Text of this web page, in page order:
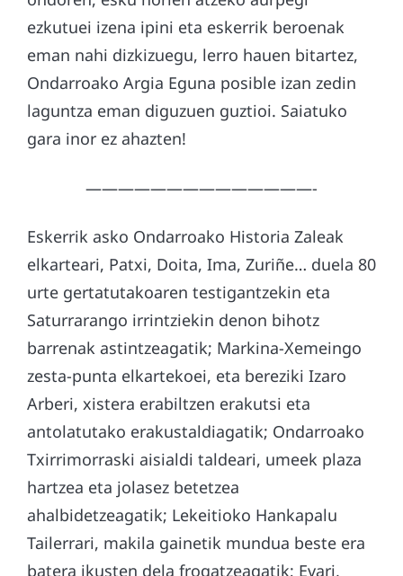
ezkutuei izena ipini eta eskerrik beroenak
eman nahi dizkizuegu, lerro hauen bitartez,
Ondarroako Argia Eguna posible izan zedin
laguntza eman diguzuen guztioi. Saiatuko
gara inor ez ahazten!
——————————————-
Eskerrik asko Ondarroako Historia Zaleak
elkarteari, Patxi, Doita, Ima, Zuriñe… duela 80
urte gertatutakoaren testigantzekin eta
Saturrarango irrintziekin denon bihotz
barrenak astintzeagatik; Markina-Xemeingo
zesta-punta elkartekoei, eta bereziki Izaro
Arberi, xistera erabiltzen erakutsi eta
antolatutako erakustaldiagatik; Ondarroako
Txirrimorraski aisialdi taldeari, umeek plaza
hartzea eta jolasez betetzea
ahalbidetzeagatik; Lekeitioko Hankapalu
Tailerrari, makila gainetik mundua beste era
batera ikusten dela frogatzeagatik; Evari,